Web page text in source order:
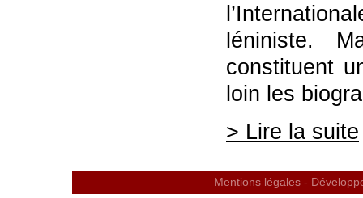
léniniste.
constituent
loin les
> Lire la suite
Mentions légales -